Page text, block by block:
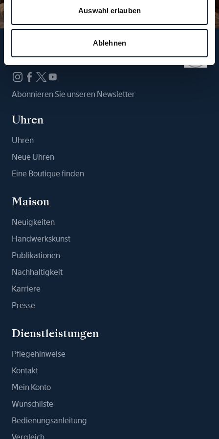
Auswahl erlauben
Ablehnen
Folgen Sie uns
Abonnieren Sie unseren Newsletter
Uhren
Uhren
Neue Uhren
Eine Boutique finden
Maison
Neuigkeiten
Handwerkskunst
Publikationen
Nachhaltigkeit
Karriere
Presse
Dienstleistungen
Pflegehinweise
Kontakt
Mein Konto
Wunschliste
Bedienungsanleitung